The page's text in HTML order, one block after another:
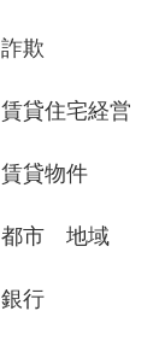
詐欺
賃貸住宅経営
賃貸物件
都市 地域
銀行